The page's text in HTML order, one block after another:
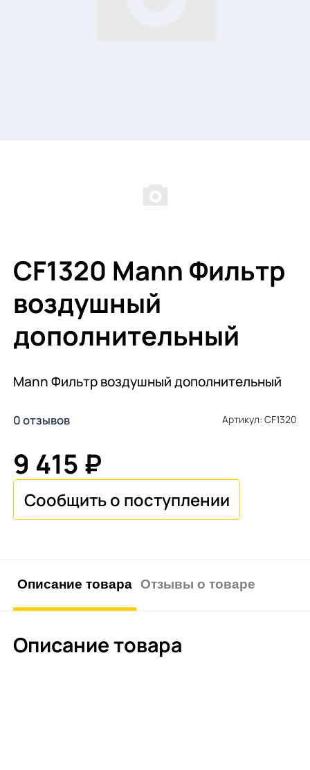
CF1320 Mann Фильтр
воздушный
дополнительный
Mann Фильтр воздушный дополнительный
0 отзывов Артикул: CF1320
9 415 ₽
Описание товара Отзывы о товаре
Описание товара